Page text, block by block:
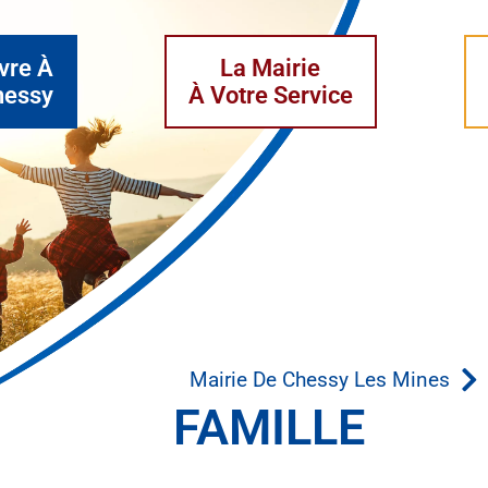
À
La Mairie
À Votre Service
Mairie De Chessy Les Mines
FAMILLE